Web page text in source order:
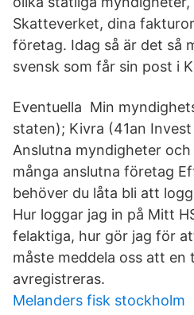
Skatteverket, dina
företag. Idag så är det så
svensk som får sin post i
Eventuella Min
staten); Kivra (41an
Anslutna myndigheter
många anslutna företag
behöver du låta bli att
Hur loggar jag in på Mitt
felaktiga, hur gör jag för
måste meddela oss att en
avregistreras.
Melanders fisk stockholm